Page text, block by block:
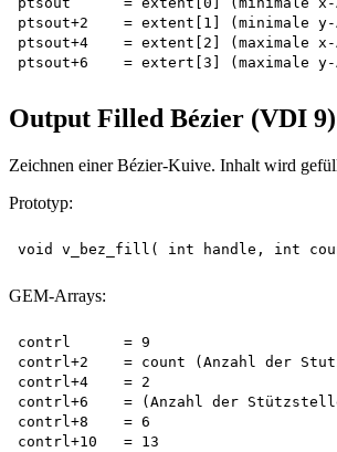
ptsout+2    = extent[1] (minimale y-
ptsout+4    = extent[2] (maximale x-
Output Filled Bézier (VDI 9)
Zeichnen einer Bézier-Kuive. Inhalt wird
Prototyp:
GEM-Arrays:
contrl      = 9
contrl+2    = count (Anzahl der
contrl+4    = 2
contrl+6    = (Anzahl der
contrl+8    = 6
contrl+10   = 13